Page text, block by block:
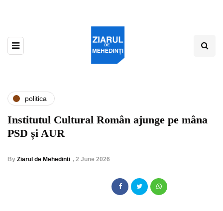
politica
Institutul Cultural Român ajunge pe mâna
PSD și AUR
By Ziarul de Mehedinti , 2 June 2026